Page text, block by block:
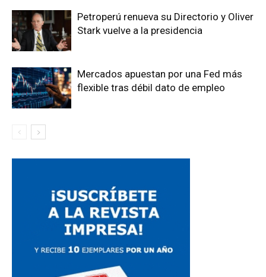
Petroperú renueva su Directorio y Oliver
Stark vuelve a la presidencia
Mercados apuestan por una Fed más
flexible tras débil dato de empleo